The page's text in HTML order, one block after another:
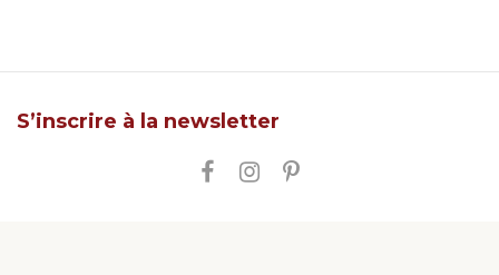
S’inscrire à la newsletter